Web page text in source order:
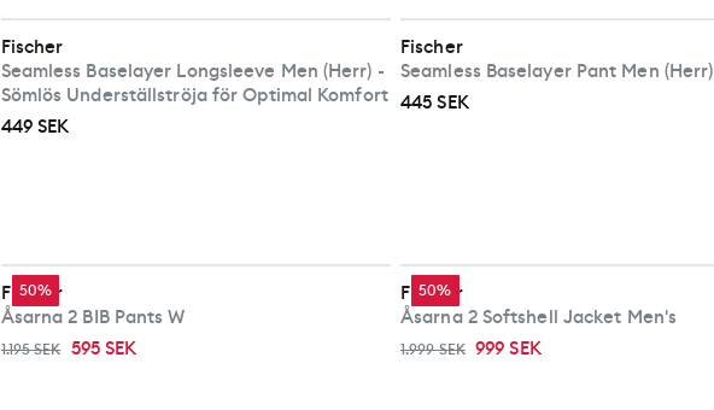
Fischer
Seamless Baselayer Longsleeve Men (Herr) -
Sömlös Underställströja för Optimal Komfort
449 SEK
Fischer
Seamless Baselayer Pant Men (Herr)
445 SEK
50%
Fischer
Åsarna 2 BIB Pants W
1.195 SEK 595 SEK
50%
Fischer
Åsarna 2 Softshell Jacket Men's
1.999 SEK 999 SEK